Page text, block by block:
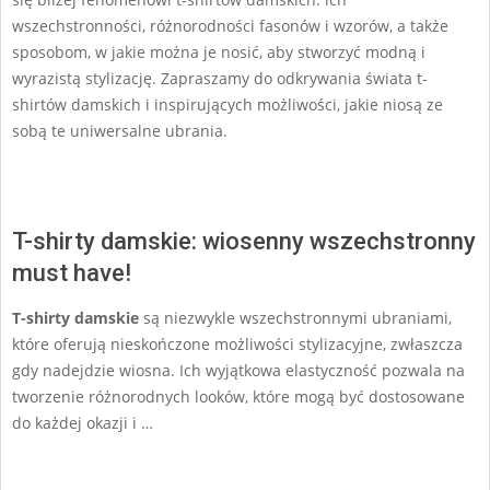
wszechstronności, różnorodności fasonów i wzorów, a także
sposobom, w jakie można je nosić, aby stworzyć modną i
wyrazistą stylizację. Zapraszamy do odkrywania świata t-
shirtów damskich i inspirujących możliwości, jakie niosą ze
sobą te uniwersalne ubrania.
T-shirty damskie: wiosenny wszechstronny
must have!
T-shirty damskie są niezwykle wszechstronnymi ubraniami,
które oferują nieskończone możliwości stylizacyjne, zwłaszcza
gdy nadejdzie wiosna. Ich wyjątkowa elastyczność pozwala na
tworzenie różnorodnych looków, które mogą być dostosowane
do każdej okazji i …